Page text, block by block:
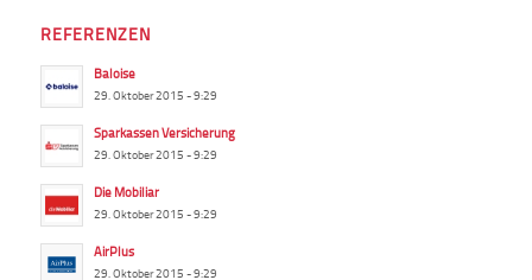
REFERENZEN
Baloise
29. Oktober 2015 - 9:29
Sparkassen Versicherung
29. Oktober 2015 - 9:29
Die Mobiliar
29. Oktober 2015 - 9:29
AirPlus
29. Oktober 2015 - 9:29